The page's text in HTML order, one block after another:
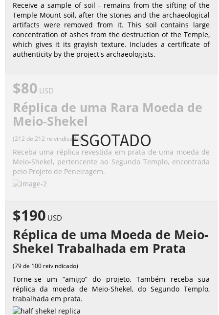
Receive a sample of soil - remains from the sifting of the
Temple Mount soil, after the stones and the archaeological
artifacts were removed from it. This soil contains large
concentration of ashes from the destruction of the Temple,
which gives it its grayish texture. Includes a certificate of
authenticity by the project's archaeologists.
ESGOTADO
$80 USD
Réplica de uma Rara Moeda de
Meio-Shekel
(212 de 212 reivindicado)
Receba uma réplica revestida em prata de uma moeda de
Meio-Shekel, pertencente ao Segundo Templo, encontrada
pelo Projeto de Peneiragem.
$190 USD
Réplica de uma Moeda de Meio-
Shekel Trabalhada em Prata
(79 de 100 reivindicado)
Torne-se um “amigo” do projeto. Também receba sua
réplica da moeda de Meio-Shekel, do Segundo Templo,
trabalhada em prata.